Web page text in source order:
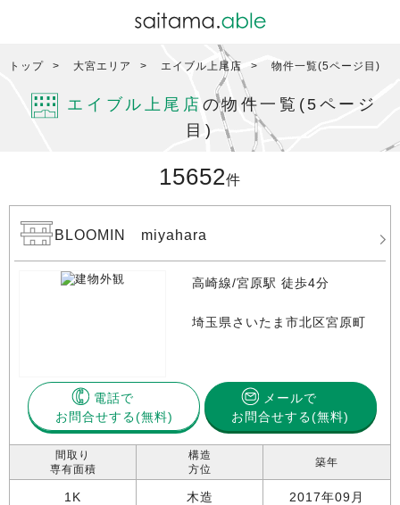
トップ 大宮エリア エイブル上尾店 物件一覧(5ページ目)
エイブル上尾店 の物件一覧(5ページ
目)
15652件
BLOOMIN miyahara
高崎線/宮原駅 徒歩4分
埼玉県さいたま市北区宮原町
電話で
お問合せする
メールで
お問合せする(無料)
間取り
専有面積
1K
構造
方位
木造
築年
2017年09月